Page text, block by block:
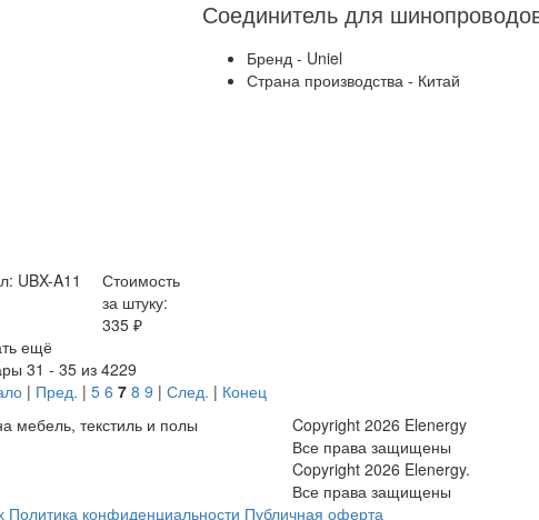
Бренд - Uniel
Страна производства - Китай
UBX-A11
Стоимость
за штуку:
335 ₽
ещё
31 - 35 из 4229
| Пред. | 5 6 7 8 9 | След. | Конец
мебель, текстиль и полы
Copyright 2026 Elenergy
Все права защищены
Copyright 2026 Elenergy.
Все права защищены
Политика конфиденциальности Публичная оферта